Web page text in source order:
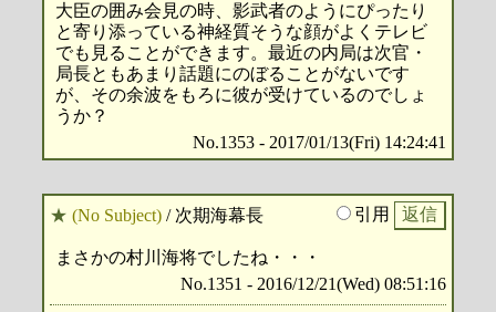
大臣の囲み会見の時、影武者のようにぴったり
と寄り添っている神経質そうな顔がよくテレビ
でも見ることができます。最近の内局は次官・
局長ともあまり話題にのぼることがないです
が、その余波をもろに彼が受けているのでしょ
うか？
No.1353 - 2017/01/13(Fri) 14:24:41
★ (No Subject) / 次期海幕長 引用
まさかの村川海将でしたね・・・
No.1351 - 2016/12/21(Wed) 08:51:16